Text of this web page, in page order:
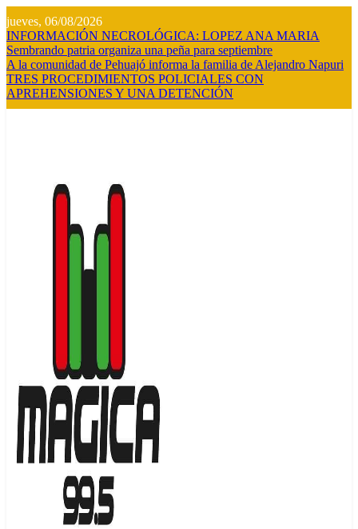
al
contenido
jueves, 06/08/2026
INFORMACIÓN NECROLÓGICA: LOPEZ ANA MARIA
Sembrando patria organiza una peña para septiembre
A la comunidad de Pehuajó informa la familia de Alejandro Napuri
TRES PROCEDIMIENTOS POLICIALES CON
APREHENSIONES Y UNA DETENCIÓN